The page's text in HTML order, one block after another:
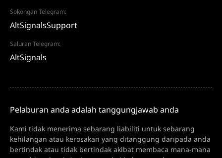
Sokongan Telegram:
AltSignalsSupport
Saluran Telegram:
AltSignals
Pelaburan anda adalah tanggungjawab anda
Kami tidak menerima sebarang liabiliti untuk sebarang
kehilangan atau kerosakan yang ditanggung daripada anda
bertindak atau tidak bertindak akibat membaca mana-mana